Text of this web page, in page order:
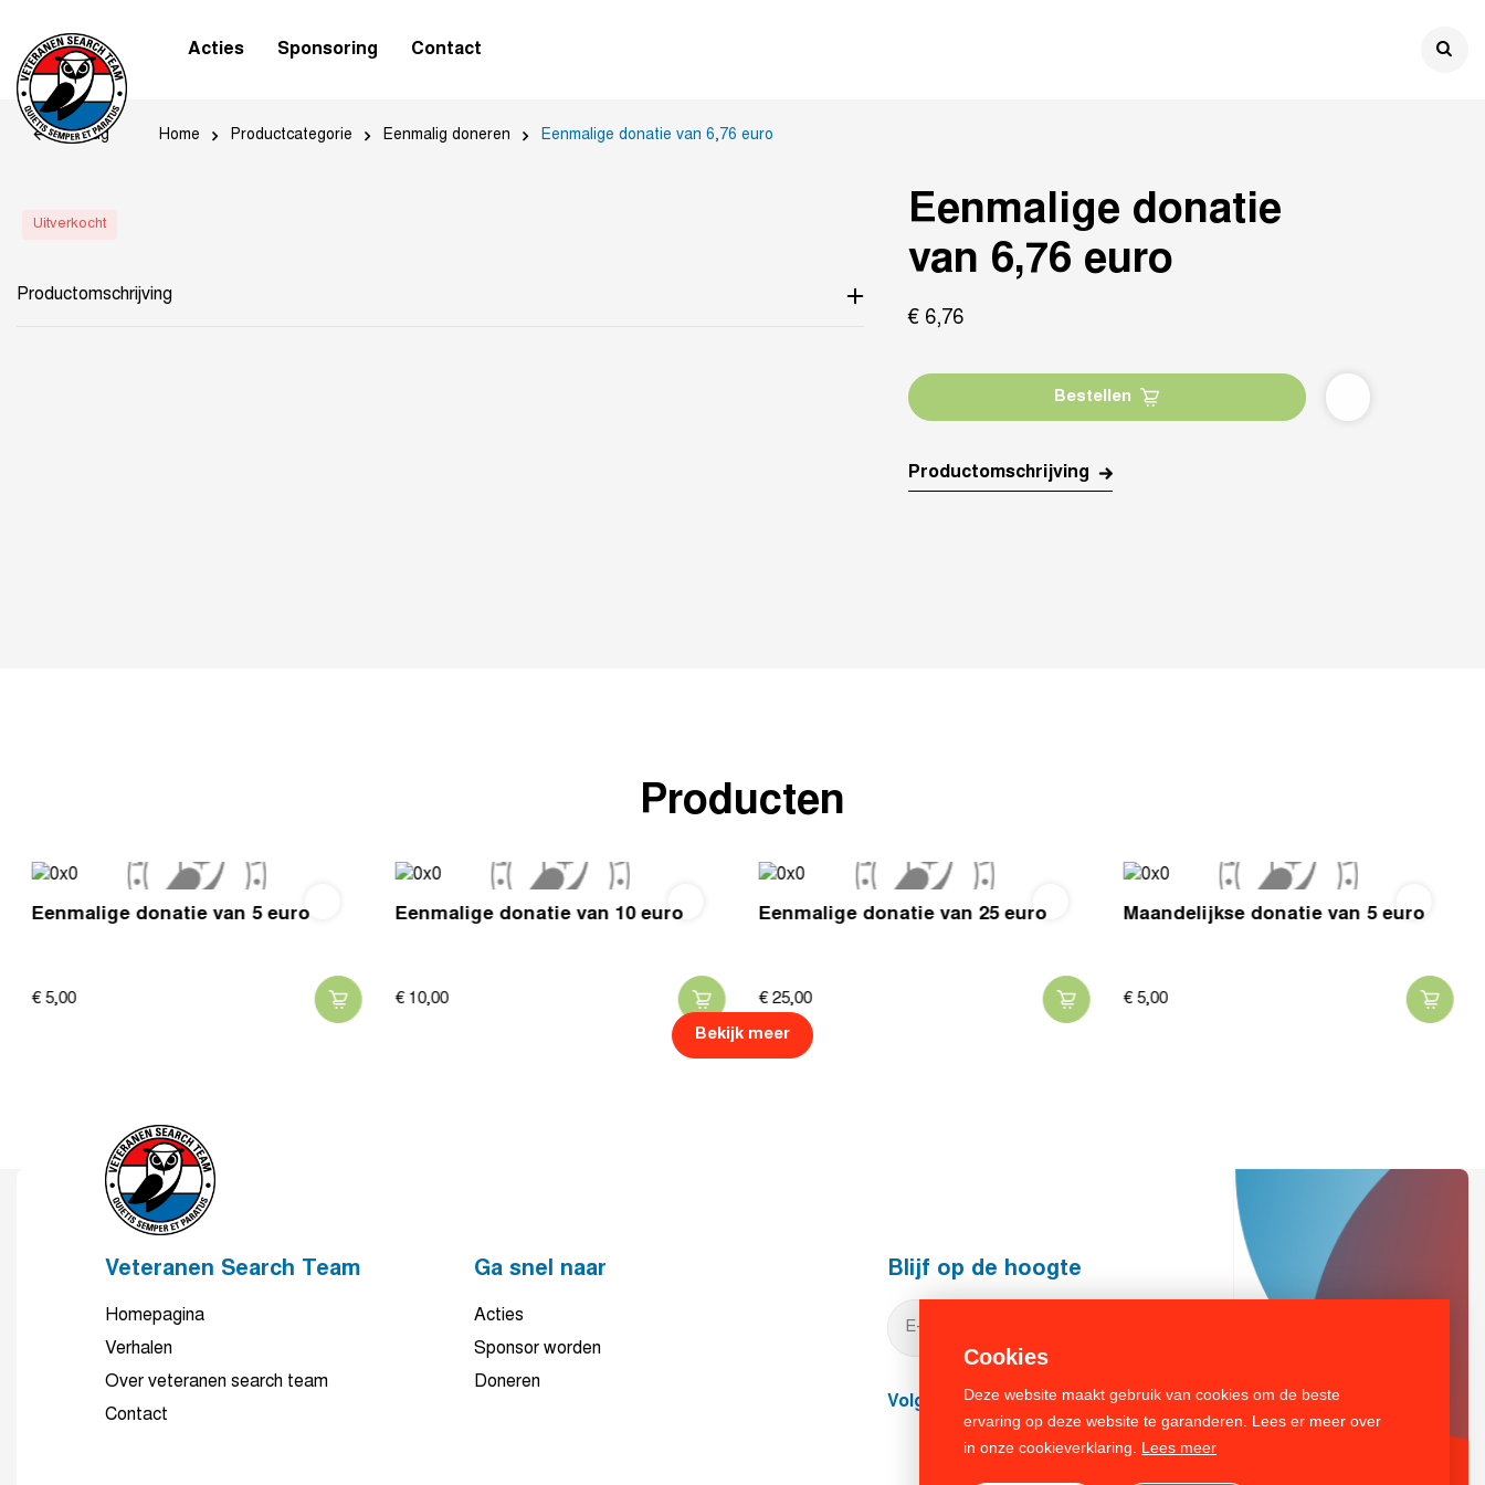
Cookies
Deze website maakt gebruik van cookies om de beste
ervaring op deze website te garanderen. Lees er meer over
in onze cookieverklaring. Lees meer
Acties Sponsoring Contact 
Home Productcategorie Eenmalig doneren Eenmalige donatie van 6,76 euro
Terug
Uitverkocht
Productomschrijving
Eenmalige donatie
van 6,76 euro
€ 6,76
Bestellen
Productomschrijving
Producten
Eenmalige donatie van 5 euro
€ 5,00
Eenmalige donatie van 10 euro
€ 10,00
Eenmalige donatie van 25 euro
€ 25,00
Maandelijkse donatie van 5 euro
€ 5,00
Bekijk meer
Veteranen Search Team
Homepagina
Verhalen
Over veteranen search team
Contact
Ga snel naar
Acties
Sponsor worden
Doneren
Blijf op de hoogte
Volg ons